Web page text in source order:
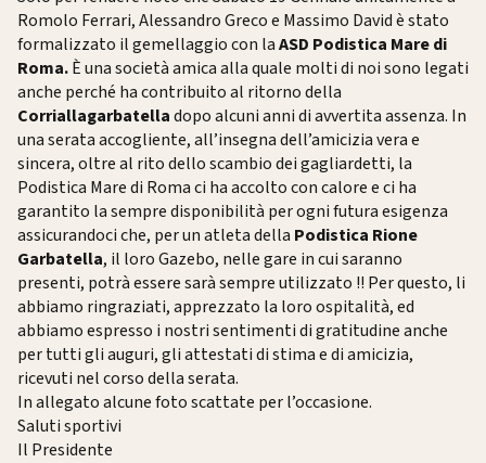
Romolo Ferrari, Alessandro Greco e Massimo David è stato
formalizzato il gemellaggio con laASD Podistica Mare di
Roma.È una società amica alla quale molti di noi sono legati
anche perché ha contribuito al ritorno della
Corriallagarbatelladopo alcuni anni di avvertita assenza. In
una serata accogliente, all’insegna dell’amicizia vera e
sincera, oltre al rito dello scambio dei gagliardetti, la
Podistica Mare di Roma ci ha accolto con calore e ci ha
garantito la sempre disponibilità per ogni futura esigenza
assicurandoci che, per un atleta della Podistica Rione
Garbatella, il loro Gazebo, nelle gare in cui saranno
presenti, potrà essere sarà sempre utilizzato !! Per questo, li
abbiamo ringraziati, apprezzato la loro ospitalità, ed
abbiamo espresso i nostri sentimenti di gratitudine anche
per tutti gli auguri, gli attestati di stima e di amicizia,
ricevuti nel corso della serata.
In allegato alcune foto scattate per l’occasione.
Saluti sportivi
Il Presidente